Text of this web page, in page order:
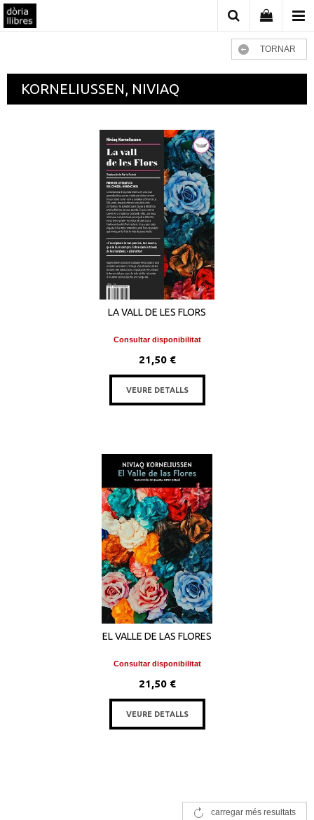
TORNAR
KORNELIUSSEN, NIVIAQ
LA VALL DE LES FLORS
Consultar disponibilitat
21,50 €
VEURE DETALLS
EL VALLE DE LAS FLORES
Consultar disponibilitat
21,50 €
VEURE DETALLS
carregar més resultats